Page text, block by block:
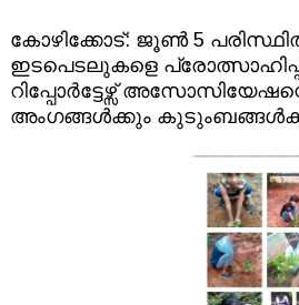
കോഴിക്കോട്: ജൂൺ 5
ഇടപെടലുകളെ
റിപ്പോർട്ടേഴ്സ്
അംഗങ്ങൾക്കും